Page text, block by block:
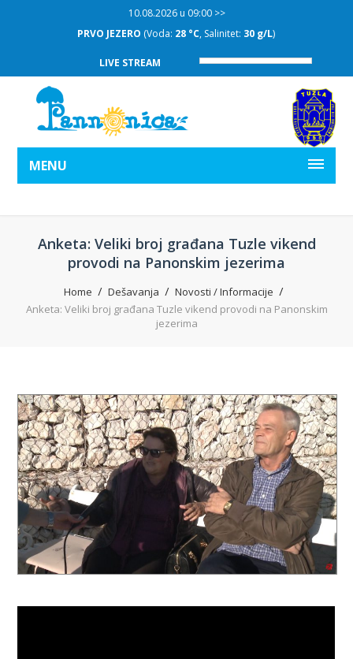
10.08.2026 u 09:00 >>
30 g/L) DRUGO JEZERO
LIVE STREAM
MENU
Anketa: Veliki broj građana Tuzle vikend
provodi na Panonskim jezerima
Home Dešavanja
Novosti / Informacije
Anketa: Veliki broj građana Tuzle vikend provodi na Panonskim
jezerima